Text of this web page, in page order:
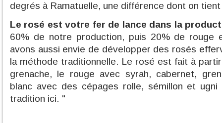
degrés à Ramatuelle, une différence dont on
Le rosé est votre fer de lance dans la
60% de notre production, puis 20% de rouge
avons aussi envie de développer des rosés
la méthode traditionnelle. Le rosé est fait à
grenache, le rouge avec syrah, cabernet,
blanc avec des cépages rolle, sémillon et
tradition ici. "